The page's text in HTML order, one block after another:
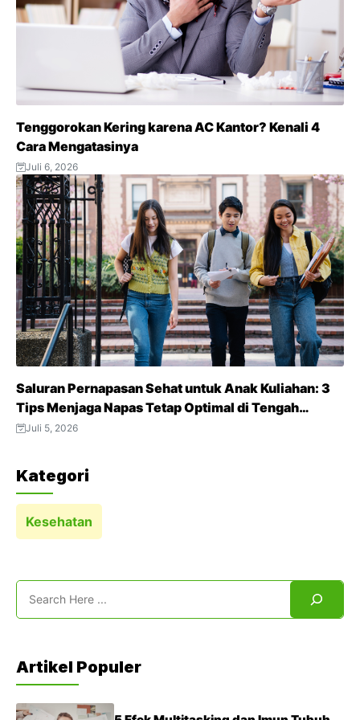
Tenggorokan Kering karena AC Kantor? Kenali 4
Cara Mengatasinya
Juli 6, 2026
Saluran Pernapasan Sehat untuk Anak Kuliahan: 3
Tips Menjaga Napas Tetap Optimal di Tengah
Aktivitas Padat
Juli 5, 2026
Kategori
Kesehatan
Search
Artikel Populer